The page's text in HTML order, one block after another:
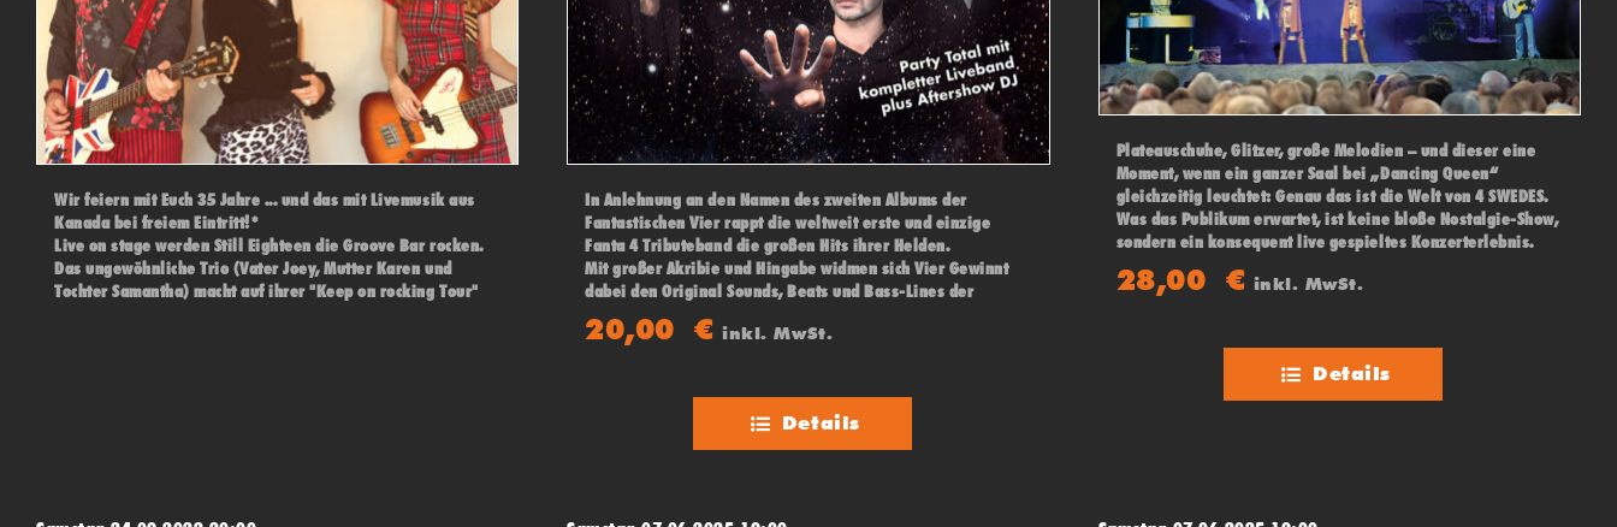
Wir feiern mit Euch 35 Jahre ... und das mit Livemusik aus
Kanada bei freiem Eintritt!*
Live on stage werden Still Eighteen die Groove Bar rocken.
Das ungewöhnliche Trio (Vater Joey, Mutter Karen und
Tochter Samantha) macht auf ihrer "Keep on rocking Tour"
In Anlehnung an den Namen des zweiten Albums der
Fantastischen Vier rappt die weltweit erste und einzige
Fanta 4 Tributeband die großen Hits ihrer Helden.
Mit großer Akribie und Hingabe widmen sich Vier Gewinnt
dabei den Original Sounds, Beats und Bass-Lines der
„Fantas“ und geben gekonnt die zungenbrecherischen
Sprechgesänge ihrer Vorbilder zum Besten.
20,00€ inkl. MwSt.
Details
Plateauschuhe, Glitzer, große Melodien – und dieser eine
Moment, wenn ein ganzer Saal bei „Dancing Queen“
gleichzeitig leuchtet: Genau das ist die Welt von 4 SWEDES.
Was das Publikum erwartet, ist keine bloße Nostalgie-Show,
sondern ein konsequent live gespieltes Konzerterlebnis.
Hier stehen kraftvolle Band-Performance, stimmliche
Präzision und eine Dynamik im Fokus, die ABBA nicht einfach
28,00 € inkl. MwSt.
Details